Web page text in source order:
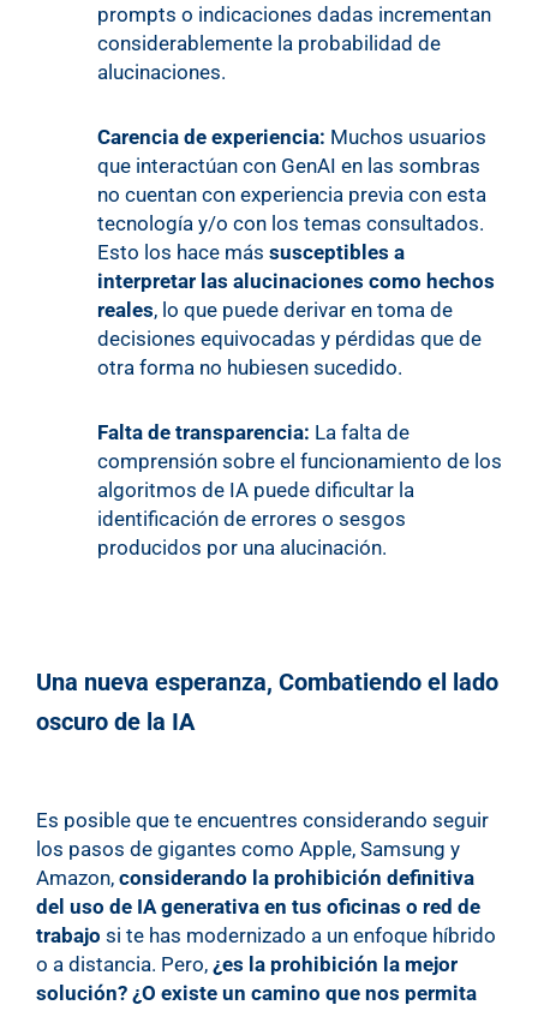
prompts o indicaciones dadas incrementan
considerablemente la probabilidad de
alucinaciones.
Carencia de experiencia: Muchos usuarios
que interactúan con GenAI en las sombras
no cuentan con experiencia previa con esta
tecnología y/o con los temas consultados.
Esto los hace más susceptibles a
interpretar las alucinaciones como hechos
reales, lo que puede derivar en toma de
decisiones equivocadas y pérdidas que de
otra forma no hubiesen sucedido.
Falta de transparencia: La falta de
comprensión sobre el funcionamiento de los
algoritmos de IA puede dificultar la
identificación de errores o sesgos
producidos por una alucinación.
Una nueva esperanza, Combatiendo el lado
oscuro de la IA
Es posible que te encuentres considerando seguir
los pasos de gigantes como Apple, Samsung y
Amazon, considerando la prohibición definitiva
del uso de IA generativa en tus oficinas o red de
trabajo si te has modernizado a un enfoque híbrido
o a distancia. Pero, ¿es la prohibición la mejor
solución? ¿O existe un camino que nos permita